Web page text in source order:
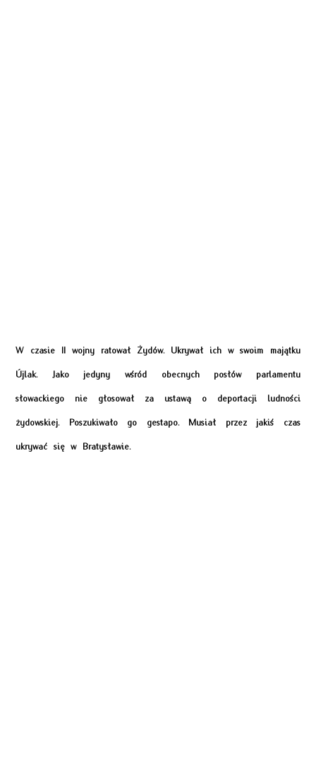
W czasie II wojny ratował Żydów. Ukrywał ich w swoim majątku
Újlak. Jako jedyny wśród obecnych posłów parlamentu
słowackiego nie głosował za ustawą o deportacji ludności
żydowskiej. Poszukiwało go gestapo. Musiał przez jakiś czas
ukrywać się w Bratysławie.